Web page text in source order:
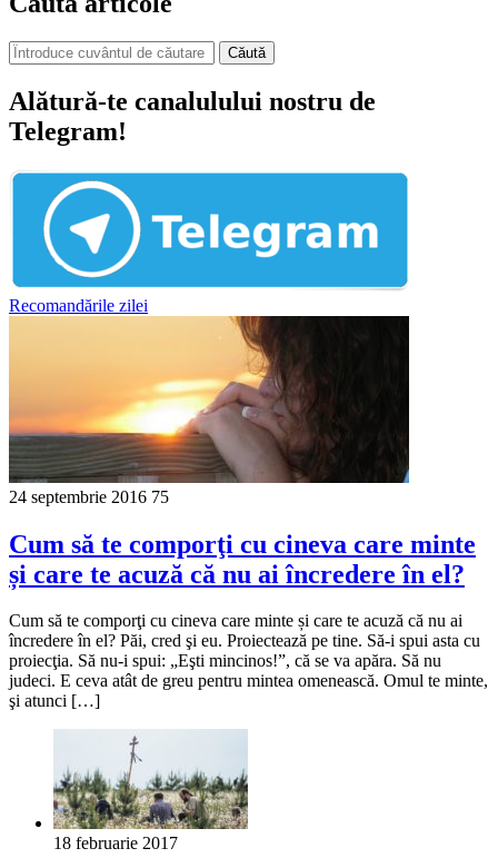
Căută
Alătură-te canalulului nostru de
Telegram!
Recomandările zilei
24 septembrie 2016 75
Cum să te comporţi cu cineva care minte
și care te acuză că nu ai încredere în el?
Cum să te comporţi cu cineva care minte și care te acuză că nu ai
încredere în el? Păi, cred şi eu. Proiectează pe tine. Să-i spui asta cu
proiecţia. Să nu-i spui: „Eşti mincinos!”, că se va apăra. Să nu
judeci. E ceva atât de greu pentru mintea ome­nească. Omul te minte,
şi atunci […]
18 februarie 2017